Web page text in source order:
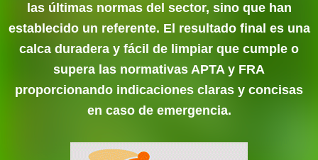
las últimas normas del sector, sino que han
establecido un referente. El resultado final es una
calca duradera y fácil de limpiar que cumple o
supera las normativas APTA y FRA
proporcionando indicaciones claras y concisas
en caso de emergencia.